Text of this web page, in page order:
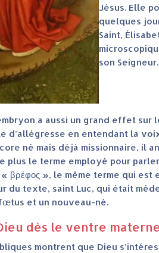
Jésus. Elle
quelques
Saint,
son Seigneur.
a aussi un grand effet sur
d’allégresse en entendant la
né mais déjà missionnaire, il
plus le terme employé pour
βρέφος », le même terme qui est
du texte, saint Luc, qui était
et un nouveau-né.
dès le ventre
montrent que Dieu